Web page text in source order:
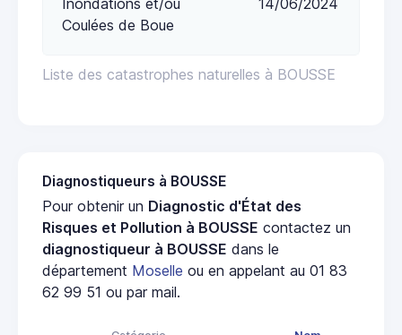
Liste des catastrophes naturelles à BOUSSE
Inondations et/ou
Coulées de Boue
14/06/2024
Diagnostiqueurs à BOUSSE
Pour obtenir un Diagnostic d'État des
Risques et Pollution à BOUSSE contactez un
diagnostiqueur à BOUSSE dans le
département Moselle ou en appelant au 01 83
62 99 51 ou par mail.